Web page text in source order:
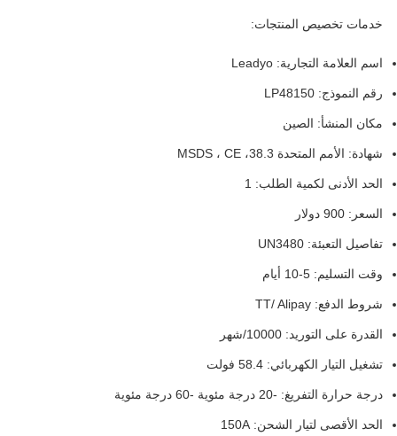
خدمات تخصيص المنتجات:
اسم العلامة التجارية: Leadyo
رقم النموذج: LP48150
مكان المنشأ: الصين
شهادة: الأمم المتحدة 38.3، MSDS ، CE
الحد الأدنى لكمية الطلب: 1
السعر: 900 دولار
تفاصيل التعبئة: UN3480
وقت التسليم: 5-10 أيام
شروط الدفع: TT/ Alipay
القدرة على التوريد: 10000/شهر
تشغيل التيار الكهربائي: 58.4 فولت
درجة حرارة التفريغ: -20 درجة مئوية -60 درجة مئوية
الحد الأقصى لتيار الشحن: 150A